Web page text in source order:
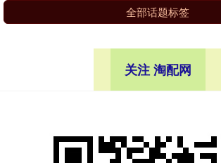
全部话题标签
关注 淘配网